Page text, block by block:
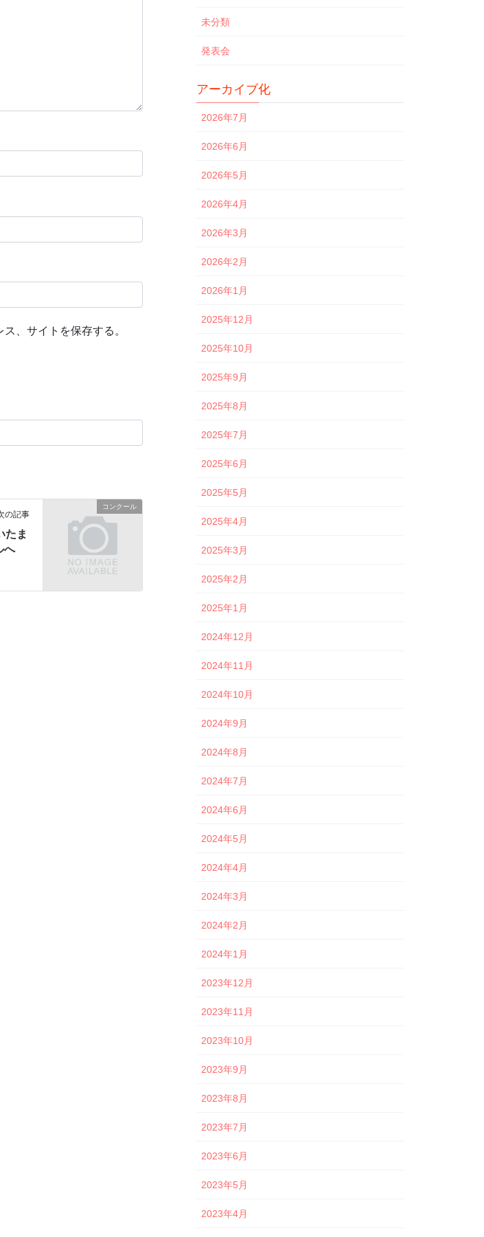
、サイトを保存する。
コンクール
の記事
たま
へ
未分類
発表会
アーカイブ化
2026年7月
2026年6月
2026年5月
2026年4月
2026年3月
2026年2月
2026年1月
2025年12月
2025年10月
2025年9月
2025年8月
2025年7月
2025年6月
2025年5月
2025年4月
2025年3月
2025年2月
2025年1月
2024年12月
2024年11月
2024年10月
2024年9月
2024年8月
2024年7月
2024年6月
2024年5月
2024年4月
2024年3月
2024年2月
2024年1月
2023年12月
2023年11月
2023年10月
2023年9月
2023年8月
2023年7月
2023年6月
2023年5月
2023年4月